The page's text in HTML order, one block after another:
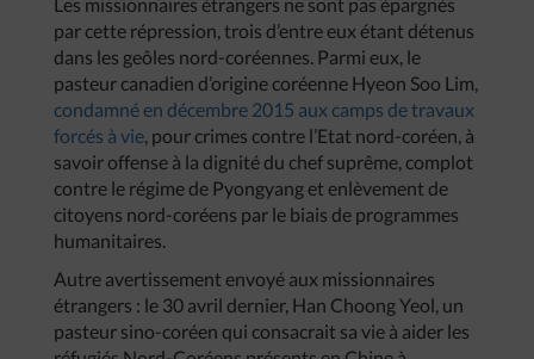
par cette répression, trois d’entre eux étant détenus
dans les geôles nord-coréennes. Parmi eux, le
pasteur canadien d’origine coréenne Hyeon Soo Lim,
condamné en décembre 2015 aux camps de travaux
forcés à vie, pour crimes contre l’Etat nord-coréen, à
savoir offense à la dignité du chef suprême, complot
contre le régime de Pyongyang et enlèvement de
citoyens nord-coréens par le biais de programmes
humanitaires.
Autre avertissement envoyé aux missionnaires
étrangers : le 30 avril dernier, Han Choong Yeol, un
pasteur sino-coréen qui consacrait sa vie à aider les